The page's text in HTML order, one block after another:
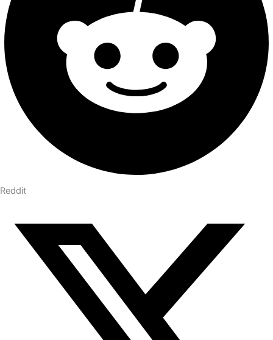
Reddit